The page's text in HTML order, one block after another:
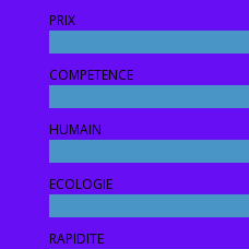
PRIX
COMPETENCE
HUMAIN
ECOLOGIE
RAPIDITE